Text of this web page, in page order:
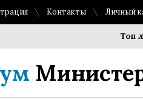
Контакты Личный
Топ